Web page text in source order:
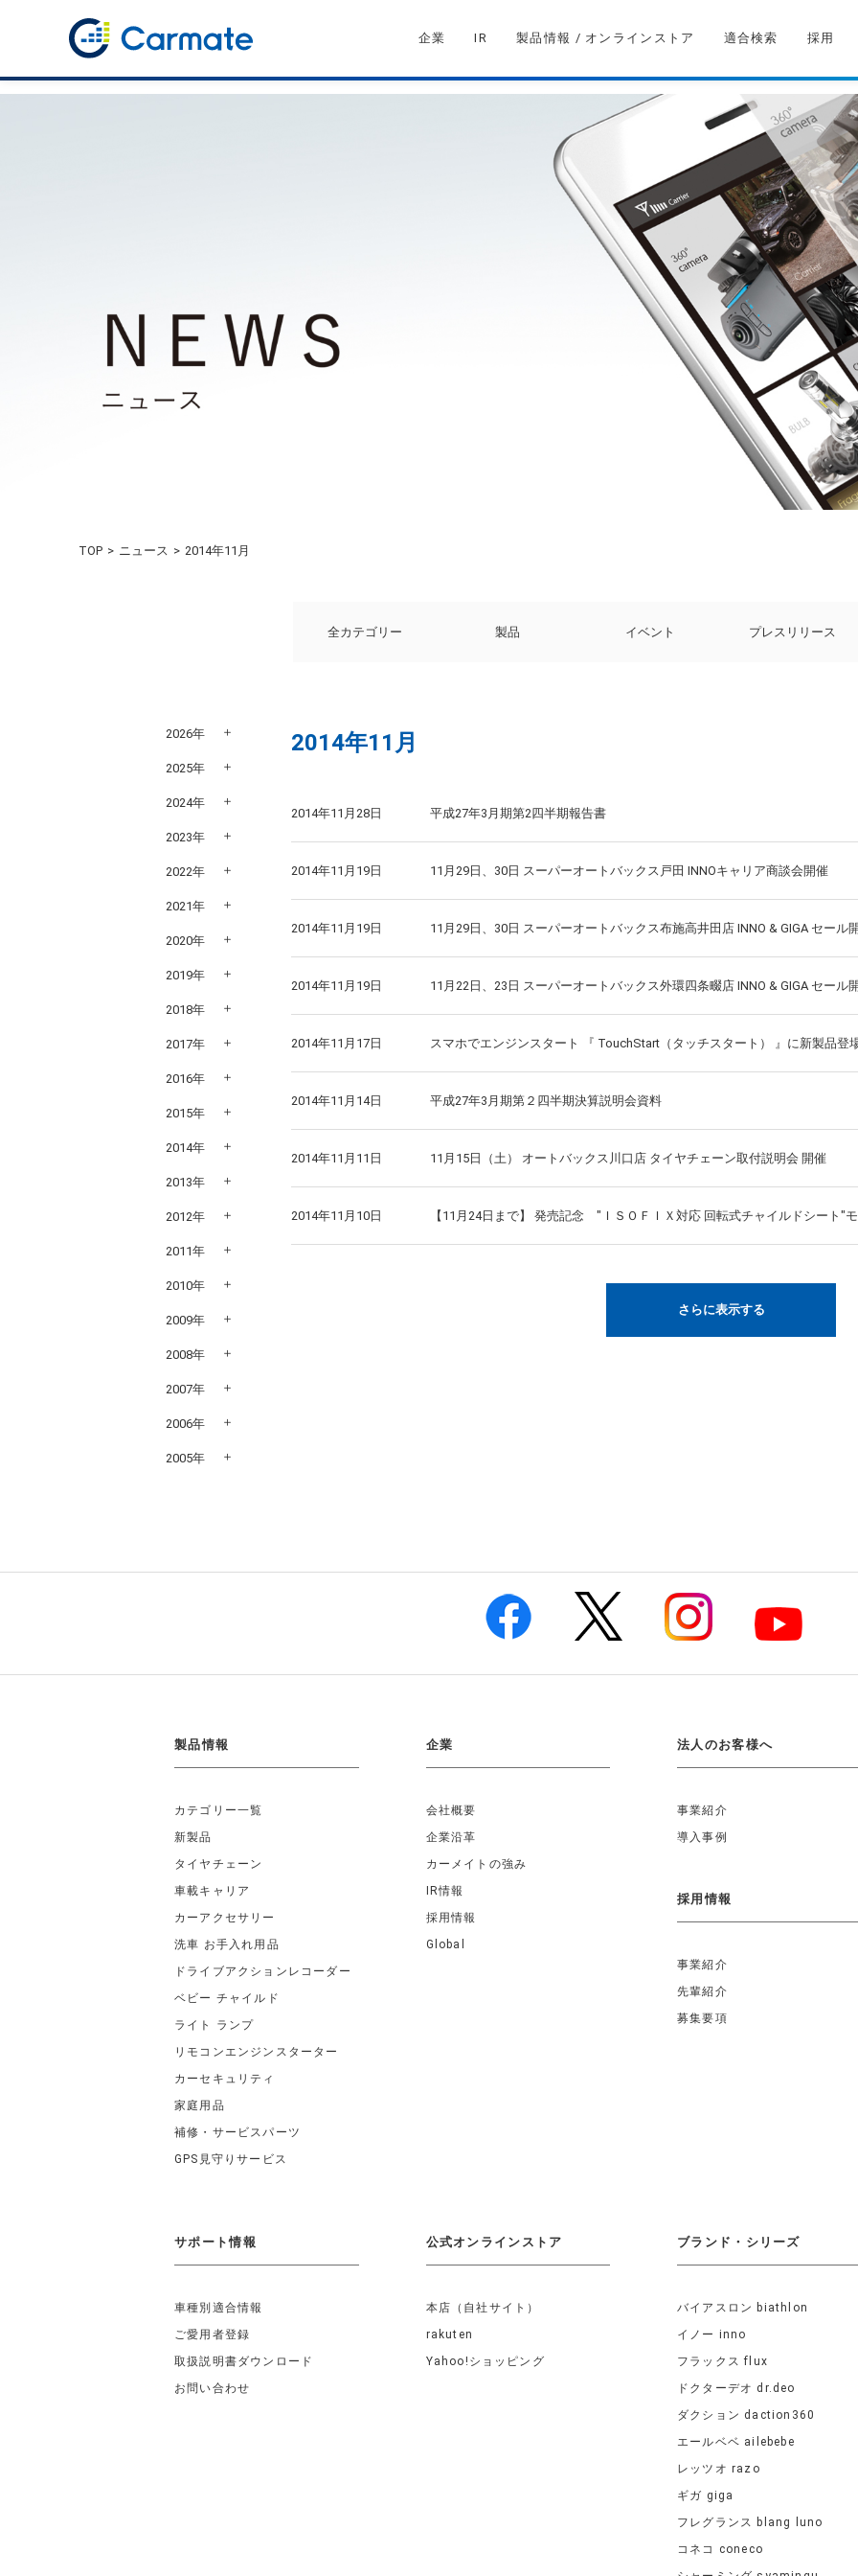
企業 IR 製品情報 / オンラインストア 適合検索 採用
TOP ニュース 2014年11月
全カテゴリー 製品 イベント プレスリリース
2014年11月
2014年11月28日 平成27年3月期第2四半期報告書
2014年11月19日 11月29日、30日 スーパーオートバックス戸田 INNOキャリア商談会開催
2014年11月19日 11月29日、30日 スーパーオートバックス布施高井田店 INNO & GIGA セール
2014年11月19日 11月22日、23日 スーパーオートバックス外環四条畷店 INNO & GIGA セール
2014年11月17日 スマホでエンジンスタート 『 TouchStart（タッチスタート） 』に新製品登
2014年11月14日 平成27年3月期第２四半期決算説明会資料
2014年11月11日 11月15日（土） オートバックス川口店 タイヤチェーン取付説明会 開催
2014年11月10日 【11月24日まで】 発売記念 "ＩＳＯＦＩＸ対応 回転式チャイルドシート"
さらに表示する
2026年
2025年
2024年
2023年
2022年
2021年
2020年
2019年
2018年
2017年
2016年
2015年
2014年
2013年
2012年
2011年
2010年
2009年
2008年
2007年
2006年
2005年
製品情報
カテゴリー一覧
新製品
タイヤチェーン
車載キャリア
カーアクセサリー
洗車 お手入れ用品
ドライブアクションレコーダー
ベビー チャイルド
ライト ランプ
リモコンエンジンスターター
カーセキュリティ
家庭用品
補修・サービスパーツ
GPS見守りサービス
企業
会社概要
企業沿革
カーメイトの強み
IR情報
採用情報
Global
法人のお客様へ
事業紹介
導入事例
採用情報
事業紹介
先輩紹介
募集要項
サポート情報
車種別適合情報
ご愛用者登録
取扱説明書ダウンロード
お問い合わせ
公式オンラインストア
本店（自社サイト）
rakuten
Yahoo!ショッピング
ブランド・シリーズ
バイアスロン biathlon
イノー inno
フラックス flux
ドクターデオ dr.deo
ダクション daction360
エールベベ ailebebe
レッツオ razo
ギガ giga
フレグランス blang luno
コネコ coneco